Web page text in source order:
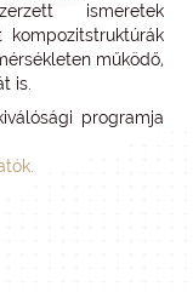
ismeretek
kompozitstruktúrák
működő,
is.
programja